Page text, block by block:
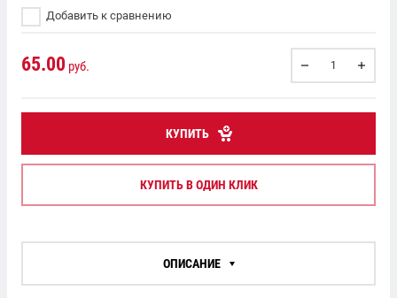
Добавить к сравнению
65.00 руб.
КУПИТЬ
КУПИТЬ В ОДИН КЛИК
ОПИСАНИЕ